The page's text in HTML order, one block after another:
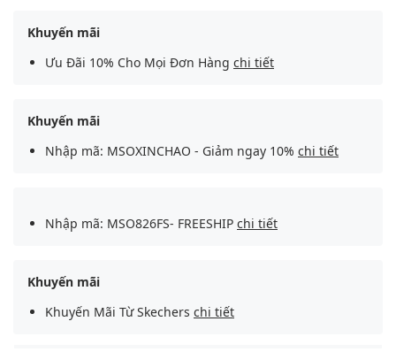
Khuyến mãi
Ưu Đãi 10% Cho Mọi Đơn Hàng chi tiết
Khuyến mãi
Nhập mã: MSOXINCHAO - Giảm ngay 10% chi tiết
Nhập mã: MSO826FS- FREESHIP chi tiết
Khuyến mãi
Khuyến Mãi Từ Skechers chi tiết